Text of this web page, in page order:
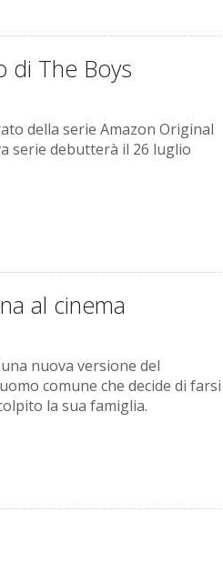
di The Boys
della serie Amazon Original
serie debutterà il 26 luglio
al cinema
nuova versione del
comune che decide di farsi
la sua famiglia.